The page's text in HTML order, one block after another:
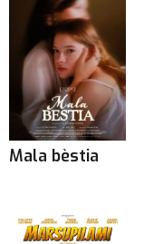
Mala bèstia